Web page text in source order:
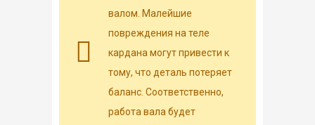
валом. Малейшие
повреждения на теле
кардана могут привести к
тому, что деталь потеряет
баланс. Соответственно,
работа вала будет